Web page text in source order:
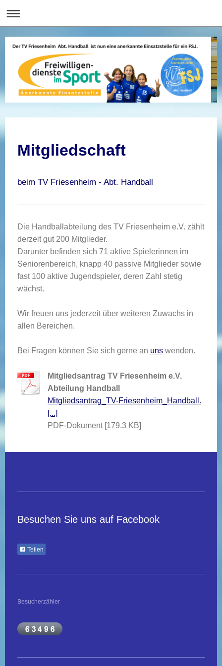
Mitgliedschaft
beim TV Friesenheim - Abt. Handball
Die Handballabteilung des TV Friesenheim e.V. zählt
derzeit gut 200 Mitglieder.
Darunter befinden sich 71 aktive Spielerinnen im
Seniorenbereich, knapp 40 passive Mitglieder sowie
fast 100 aktive Jugendspieler, deren Zahl stetig
wächst.
Wir freuen uns jederzeit über weiteren Zuwachs in
allen Bereichen.
Bei Fragen können Sie sich gerne an uns wenden.
Mitgliedsantrag TV Friesenheim e.V.
Abteilung Handball
Mitgliedsantrag_TV-Friesenheim_Handball.
[...]
PDF-Dokument [179.3 KB]
Besuchen Sie uns auf Facebook
Teilen
Besucherzähler